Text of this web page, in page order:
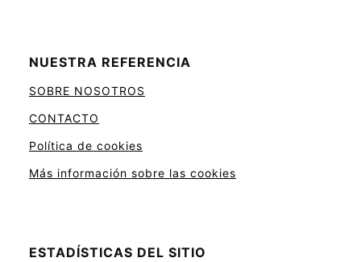
NUESTRA REFERENCIA
SOBRE NOSOTROS
CONTACTO
Política de cookies
Más información sobre las cookies
ESTADÍSTICAS DEL SITIO